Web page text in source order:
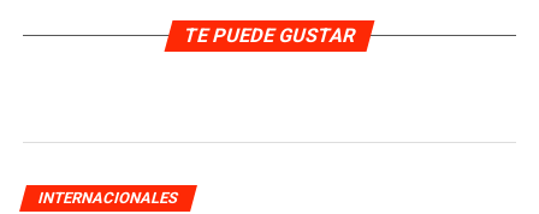
TE PUEDE GUSTAR
INTERNACIONALES